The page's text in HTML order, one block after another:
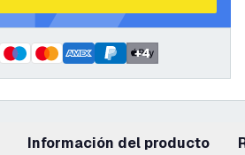
+4
información del producto